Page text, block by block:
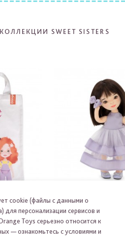
SWEET SISTERS
LILU В
СЕРИЯ:
SS04-
cookie (файлы с данными о
для персонализации сервисов и
Toys серьезно относится к
— ознакомьтесь с условиями и